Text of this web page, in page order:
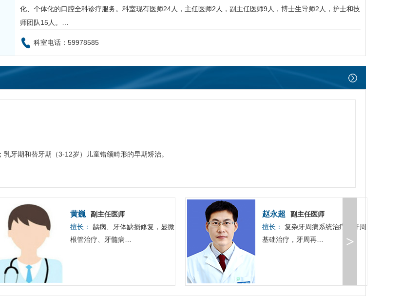
化、个体化的口腔全科诊疗服务。科室现有医师24人，主任医师2人，副主任医师9人，博士生导师2人，护士和技
师团队15人。…
科室电话：59978585
牙期和替牙期（3-12岁）儿童错颌畸形的早期矫治。
黄巍
副主任医师
擅长：
龋病、牙体缺损修复，显微
根管治疗、牙髓病…
赵永超
副主任医师
擅长：
复杂牙周病系统治疗，牙周
基础治疗，牙周再…
>